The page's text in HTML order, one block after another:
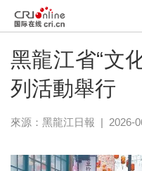
黑龍江省“文
列活動舉行
來源： 黑龍江日報 | 2026-